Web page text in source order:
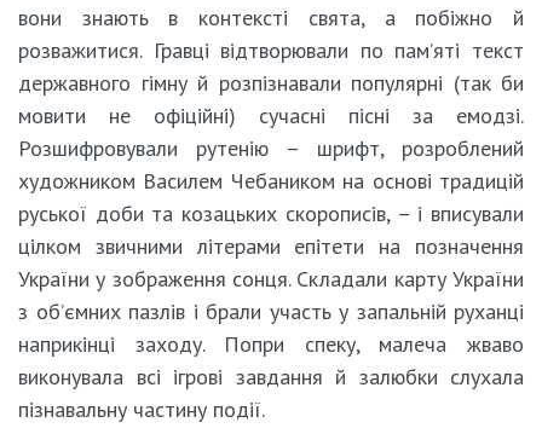
вони знають в контексті свята, а побіжно й
розважитися. Гравці відтворювали по пам’яті текст
державного гімну й розпізнавали популярні (так би
мовити не офіційні) сучасні пісні за емодзі.
Розшифровували рутенію – шрифт, розроблений
художником Василем Чебаником на основі традицій
руської доби та козацьких скорописів, – і вписували
цілком звичними літерами епітети на позначення
України у зображення сонця. Складали карту України
з об’ємних пазлів і брали участь у запальній руханці
наприкінці заходу. Попри спеку, малеча жваво
виконувала всі ігрові завдання й залюбки слухала
пізнавальну частину події.